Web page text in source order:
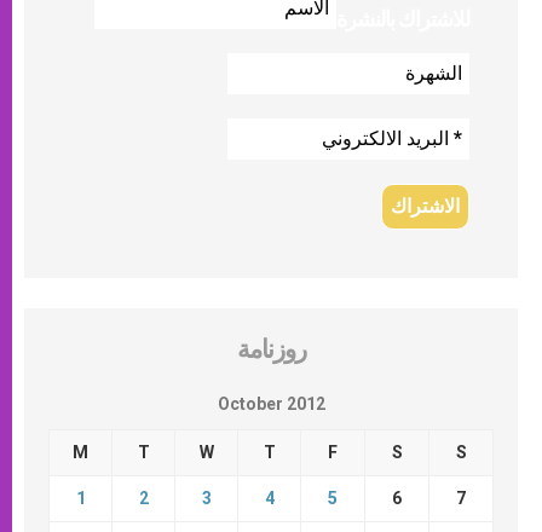
روزنامة
October 2012
M T W T F S S
1 2 3 4 5 6 7